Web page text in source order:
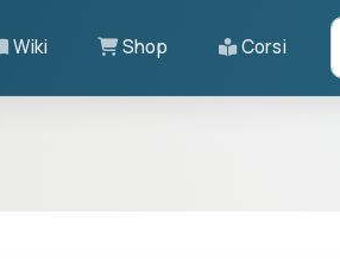
Wiki Shop Corsi